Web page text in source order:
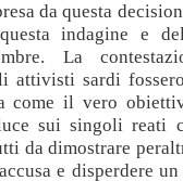
da questa
indagine e
La
attivisti sardi
il vero
sui singoli reati
da dimostrare
e disperdere